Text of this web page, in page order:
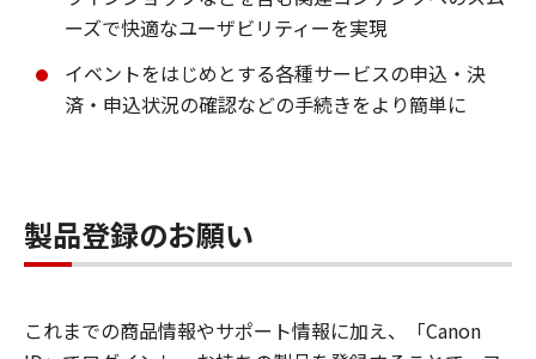
ーズで快適なユーザビリティーを実現
イベントをはじめとする各種サービスの申込・決
済・申込状況の確認などの手続きをより簡単に
製品登録のお願い
これまでの商品情報やサポート情報に加え、「Canon